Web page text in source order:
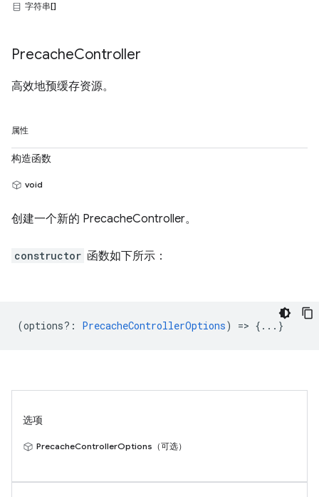
字符串[]
PrecacheController
高效地预缓存资源。
属性
构造函数
void
创建一个新的 PrecacheController。
constructor 函数如下所示：
(options? : PrecacheControllerOptions) => {...}
选项
PrecacheControllerOptions（可选）